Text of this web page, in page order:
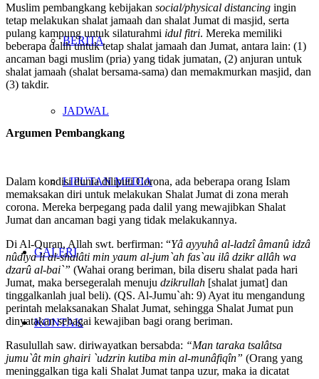
BERITA
JADWAL
LIPUTAN MEDIA
GALERI
KONTAK
Muslim pembangkang kebijakan social/physical distancing ingin
tetap melakukan shalat jamaah dan shalat Jumat di masjid, serta
pulang kampung untuk silaturahmi idul fitri. Mereka memiliki
beberapa dalih untuk tetap shalat jamaah dan Jumat, antara lain: (1)
ancaman bagi muslim (pria) yang tidak jumatan, (2) anjuran untuk
shalat jamaah (shalat bersama-sama) dan memakmurkan masjid, dan
(3) takdir.
Argumen Pembangkang
Dalam kondisi dunia diliputi Corona, ada beberapa orang Islam
memaksakan diri untuk melakukan Shalat Jumat di zona merah
corona. Mereka berpegang pada dalil yang mewajibkan Shalat
Jumat dan ancaman bagi yang tidak melakukannya.
Di Al-Quran, Allah swt. berfirman: “Yâ ayyuhâ al-ladzî âmanû idzâ
nûdiya li al-shalâti min yaum al-jum`ah fas`au ilâ dzikr allâh wa
dzarû al-bai`” (Wahai orang beriman, bila diseru shalat pada hari
Jumat, maka bersegeralah menuju dzikrullah [shalat jumat] dan
tinggalkanlah jual beli). (QS. Al-Jumu`ah: 9) Ayat itu mengandung
perintah melaksanakan Shalat Jumat, sehingga Shalat Jumat pun
dinyatakan sebagai kewajiban bagi orang beriman.
Rasulullah saw. diriwayatkan bersabda: “Man taraka tsalâtsa
jumu`ât min ghairi `udzrin kutiba min al-munâfiqîn” (Orang yang
meninggalkan tiga kali Shalat Jumat tanpa uzur, maka ia dicatat